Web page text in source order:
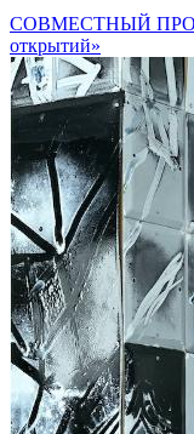
СОВМЕСТНЫЙ
открытий»